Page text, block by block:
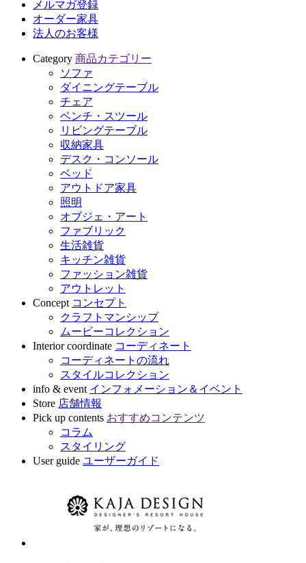
メルマガ登録
オーダー家具
法人のお客様
Category 商品カテゴリー
ソファ
ダイニングテーブル
チェア
ベンチ・スツール
リビングテーブル
収納家具
デスク・コンソール
ベッド
アウトドア家具
照明
オブジェ・アート
ファブリック
生活雑貨
キッチン雑貨
ファッション雑貨
アウトレット
Concept コンセプト
クラフトマンシップ
ムービーコレクション
Interior coordinate コーディネート
コーディネートの流れ
スタイルコレクション
info & event インフォメーション＆イベント
Store 店舗情報
Pick up contents おすすめコンテンツ
コラム
スタイリング
User guide ユーザーガイド